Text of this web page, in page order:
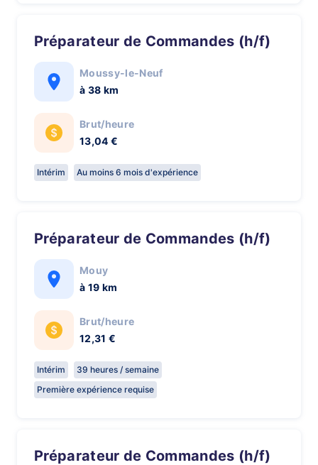
Préparateur de Commandes (h/f)
Moussy-le-Neuf
à 38 km
Brut/heure
13,04 €
Intérim Au moins 6 mois d'expérience
Préparateur de Commandes (h/f)
Mouy
à 19 km
Brut/heure
12,31 €
Intérim
39 heures / semaine
Première expérience requise
Préparateur de Commandes (h/f)